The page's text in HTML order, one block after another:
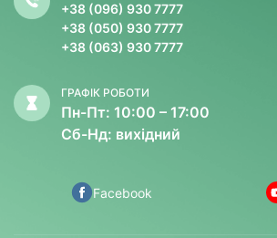
+38 (096) 930 7777
+38 (050) 930 7777
+38 (063) 930 7777
ГРАФІК РОБОТИ
Пн-Пт: 10:00 – 17:00
Сб-Нд: вихідний
Facebook